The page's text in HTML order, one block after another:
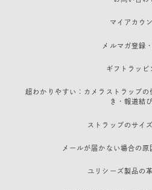
マイアカウ
メルマガ登録
ギフトラッピ
超わかりやすい：カメラストラップ
き・報道結び
ストラップのサイ
メールが届かない場合の原
ユリシーズ製品の